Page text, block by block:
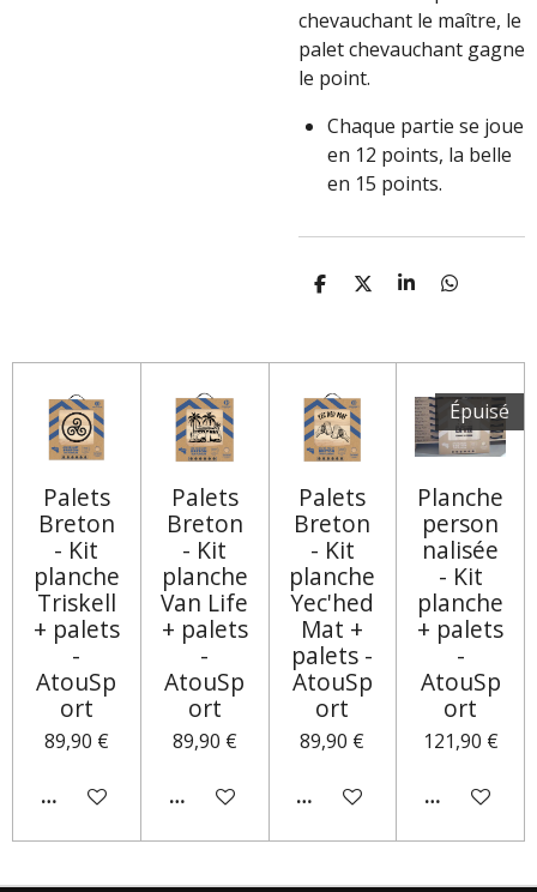
chevauchant le maître, le
palet chevauchant gagne
le point.
Chaque partie se joue
en 12 points, la belle
en 15 points.
P
A
E
R
P
A
P
A
R
P
A
E
R
Palets
Breton
- Kit
planche
Triskell
+ palets
-
AtouSp
ort
89,90 €
AJOUTER AU PANIER
Palets
Breton
- Kit
planche
Van Life
+ palets
-
AtouSp
ort
89,90 €
AJOUTER AU PANIER
Palets
Breton
- Kit
planche
Yec'hed
Mat +
palets -
AtouSp
ort
89,90 €
AJOUTER AU PANIER
Épuisé
Planche
person
nalisée
- Kit
planche
+ palets
-
AtouSp
ort
121,90 €
M'AVERTIR